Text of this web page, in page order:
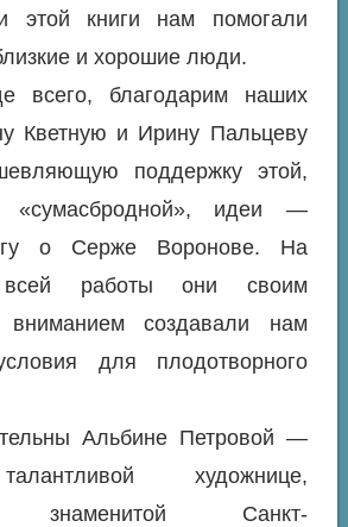
этой книги нам помогали
и хорошие люди.
всего, благодарим наших
Кветную и Ирину Пальцеву
поддержку этой,
«сумасбродной», идеи —
о Серже Воронове. На
всей работы они своим
вниманием создавали нам
для плодотворного
Альбине Петровой —
художнице,
знаменитой Санкт-